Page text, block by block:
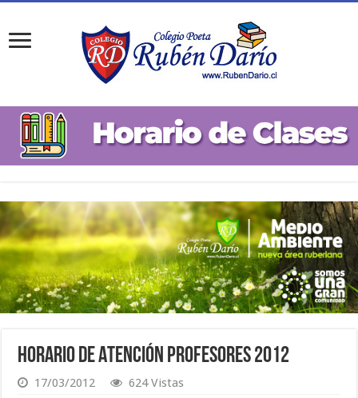
Horario de Atención Profesores 2012
17/03/2012 624 Vistas